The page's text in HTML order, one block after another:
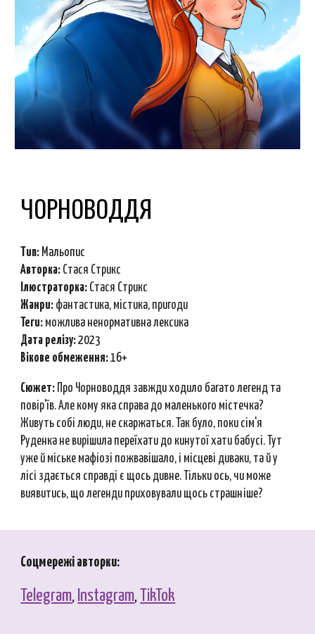
ЧОРНОВОДДЯ
Тип: Мальопис
Авторка: Стася Стрикс
Ілюстраторка: Стася Стрикс
Жанри: фантастика, містика, пригоди
Теги: можлива ненормативна лексика
Дата релізу:2023
Вікове обмеження:16+
Сюжет:
Про Чорноводдя завжди ходило багато легенд та
повір'їв. Але кому яка справа до маленького містечка?
Живуть собі люди, не скаржаться. Так було, поки сім'я
Руденка не вирішила переїхати до кинутої хати бабусі. Тут
уже й міське мафіозі пожвавішало, і місцеві диваки, та й у
лісі здається справді є щось дивне. Тільки ось, чи може
виявитись, що легенди приховували щось страшніше?
Соцмережі авторки:
Telegram, Instagram, TikTok